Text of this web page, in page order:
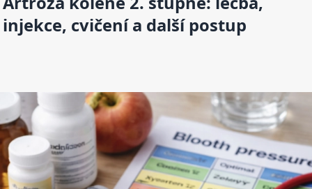
injekce, cvičení a další postup